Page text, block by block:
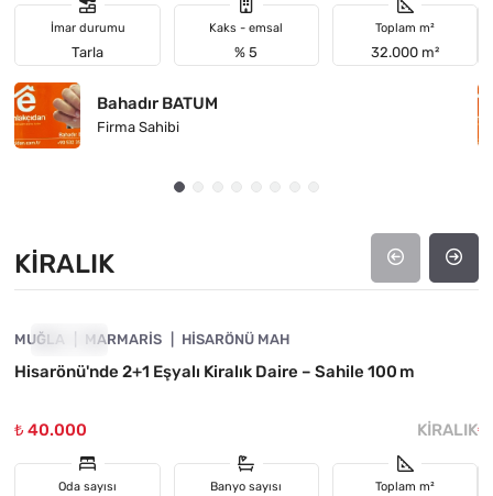
İmar durumu
Tarla
Kaks - emsal
% 5
Toplam m²
32.000 m²
Bahadır BATUM
Firma Sahibi
KIRALIK
KIRALIK
MUĞLA MARMARIS HISARÖNÜ MAH
Hisarönü'nde 2+1 Eşyalı Kiralık Daire – Sahile 100 m
₺ 40.000 KIRALIK
Oda sayısı Banyo sayısı Toplam m²
₺